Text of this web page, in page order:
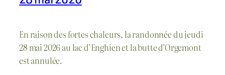
En raison des fortes chaleurs, la randonnée du jeudi
28 mai 2026 au lac d’Enghien et la butte d’Orgemont
est annulée.